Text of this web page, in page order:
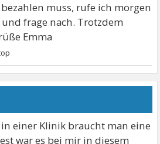
muss, rufe ich morgen
frage nach. Trotzdem
Emma
einer Klinik braucht man eine
war es bei mir in diesem